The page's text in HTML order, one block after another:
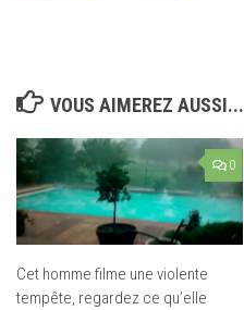
VOUS AIMEREZ AUSSI...
0
Cet homme filme une violente
tempête, regardez ce qu’elle